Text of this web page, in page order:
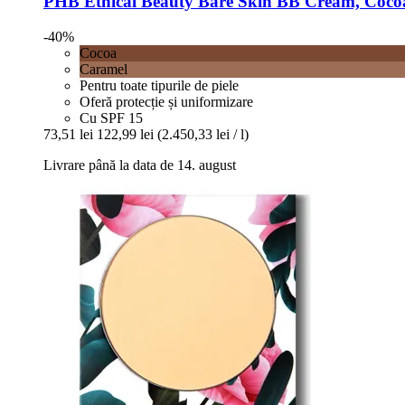
-40%
Cocoa
Caramel
Pentru toate tipurile de piele
Oferă protecție și uniformizare
Cu SPF 15
73,51 lei 122,99 lei (2.450,33 lei / l)
Livrare până la data de 14. august